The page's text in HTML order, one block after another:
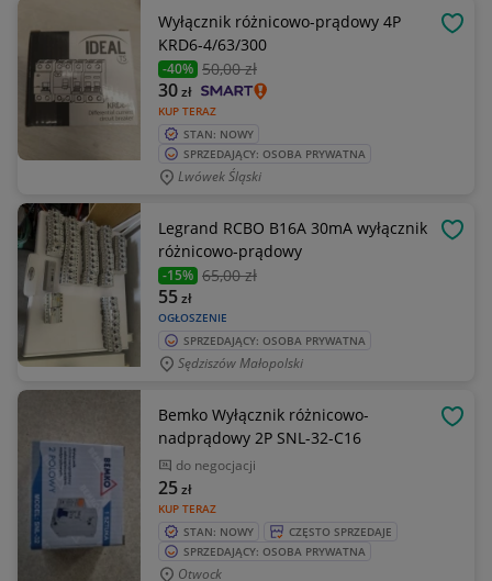
Wyłącznik różnicowo-prądowy 4P
KRD6-4/63/300
-40% 50,00 zł
KUP TERAZ
30zł
STAN: NOWY
SPRZEDAJĄCY: OSOBA PRYWATNA
Lwówek Śląski
Legrand RCBO B16A 30mA wyłącznik
różnicowo-prądowy
-15% 65,00 zł
OGŁOSZENIE
55zł
SPRZEDAJĄCY: OSOBA PRYWATNA
Sędziszów Małopolski
Bemko Wyłącznik różnicowo-
nadprądowy 2P SNL-32-C16
do negocjacji
KUP TERAZ
25zł
STAN: NOWY
CZĘSTO SPRZEDAJE
SPRZEDAJĄCY: OSOBA PRYWATNA
Otwock